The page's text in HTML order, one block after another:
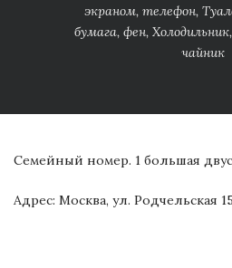
экраном, телефон,
бумага, фен,
чайник
Семейный номер. 1 большая
Адрес: Москва, ул. Родчельская